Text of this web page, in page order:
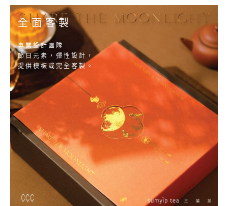
全面客製
專業設計團隊
節日元素，彈性設計，
提供模板或完全客製。